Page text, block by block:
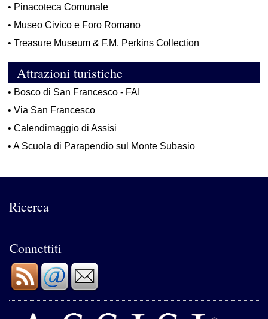
• Pinacoteca Comunale
• Museo Civico e Foro Romano
•Treasure Museum & F.M. Perkins Collection
Attrazioni turistiche
• Bosco di San Francesco - FAI
•Via San Francesco
•Calendimaggio di Assisi
•A Scuola di Parapendio sul Monte Subasio
Ricerca
Connettiti